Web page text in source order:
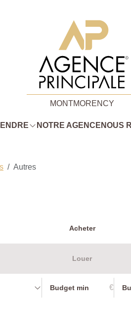
MONTMORENCY
NOTRE AGENCE NOUS
Autres
Acheter
Louer
€